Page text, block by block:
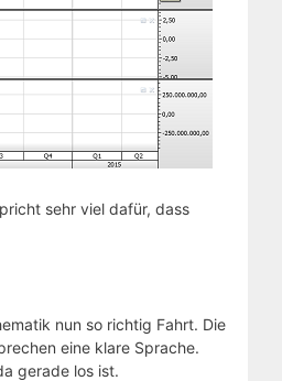
sehr viel dafür, dass
nun so richtig Fahrt. Die
eine klare Sprache.
gerade los ist.